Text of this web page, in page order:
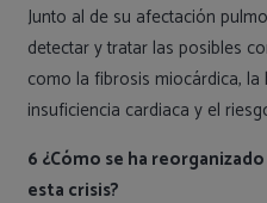
Junto al de su afectación
detectar y tratar las posibles
como la fibrosis miocárdica,
insuficiencia cardiaca y el
6 ¿Cómo se ha
esta crisis?